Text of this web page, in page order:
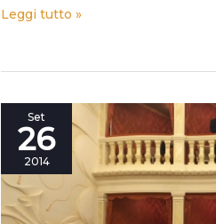
Leggi tutto »
Set
26
2014
Crazy
Design.
Quale
sarà
il